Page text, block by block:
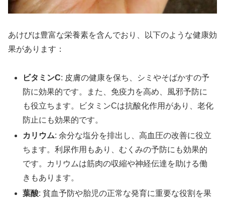
あけびは豊富な栄養素を含んでおり、以下のような健康効
果があります：
ビタミンC: 皮膚の健康を保ち、シミやそばかすの予
防に効果的です。また、免疫力を高め、風邪予防に
も役立ちます。ビタミンCは抗酸化作用があり、老化
防止にも効果的です。
カリウム: 余分な塩分を排出し、高血圧の改善に役立
ちます。利尿作用もあり、むくみの予防にも効果的
です。カリウムは筋肉の収縮や神経伝達を助ける働
きもあります。
葉酸: 貧血予防や胎児の正常な発育に重要な役割を果